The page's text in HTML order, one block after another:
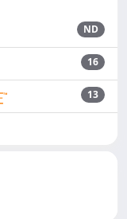
ND
16
13